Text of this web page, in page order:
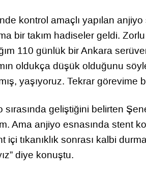
kontrol amaçlı yapılan
bir takım hadiseler geldi.
110 günlük bir Ankara
oldukça düşük olduğunu
yaşıyoruz. Tekrar görevime
geliştiğini belirten
Ama anjiyo esnasında stent
içi tıkanıklık sonrası kalbi
diye konuştu.